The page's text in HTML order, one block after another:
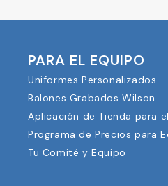
PARA EL EQUIPO
Aplicación de Tienda para
Programa de Precios para
Tu Comité y Equipo